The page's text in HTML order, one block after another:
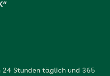
24 Stunden täglich und 365